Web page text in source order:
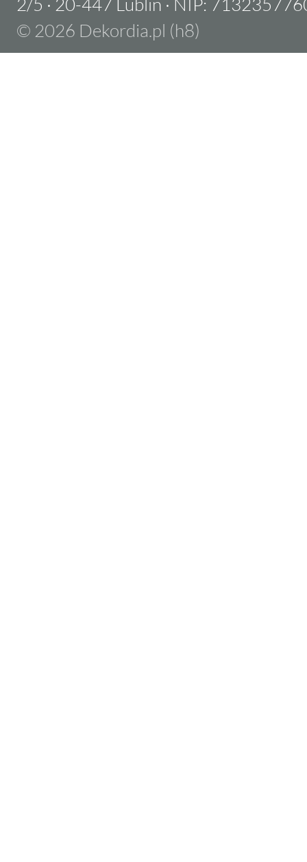
© 2026 Dekordia.pl (h8)